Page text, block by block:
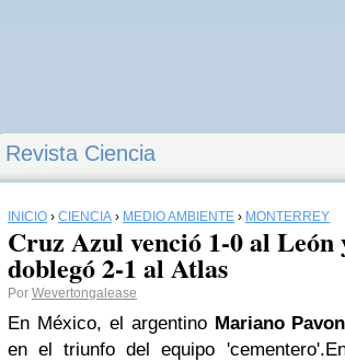
Revista Ciencia
INICIO › CIENCIA › MEDIO AMBIENTE › MONTERREY
Cruz Azul venció 1-0 al
doblegó 2-1 al Atlas
Por Wevertongalease
En México, el argentino Mariano
en el triunfo del equipo